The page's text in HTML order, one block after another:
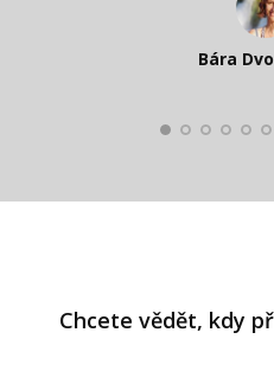
Bára
Kateřina
Katka
Chcete vědět, kdy